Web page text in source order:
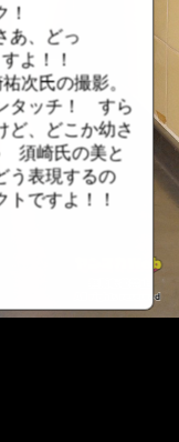
！
、どっ
よ！！
次氏の撮影。
タッチ！ すら
ど、どこか幼さ
須崎氏の美と
う表現するの
ですよ！！